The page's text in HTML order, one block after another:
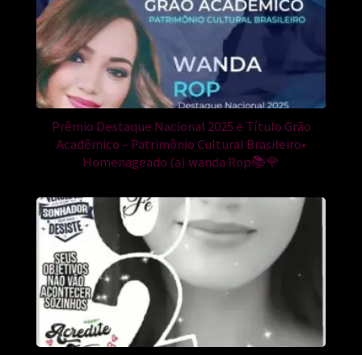
Prêmio Destaque Nacional 2025 e Título Grão
Acadêmico – Patrimônio Cultural Brasileiro•
Homenageado (a) wanda Rop📚🌹